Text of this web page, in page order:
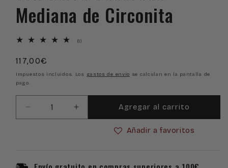
Mediana de Circonita
(1)
Precio
habitual
117,00€
Impuestos incluidos. Los gastos de envío se calculan en la pantalla de
pago.
Reducir
cantidad
Oro
Aumentar
cantidad
Oro
Agregar al carrito
Añadir a favoritos